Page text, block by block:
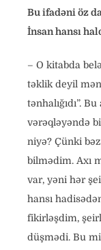
Bu ifadəni öz
İnsan hansı
– O kitabda
təklik deyil
tənhalığıdı”.
vərəqləyəndə
niyə? Çünki
bilmədim. Axı
var, yəni hər
hansı
fikirləşdim,
düşmədi. Bu